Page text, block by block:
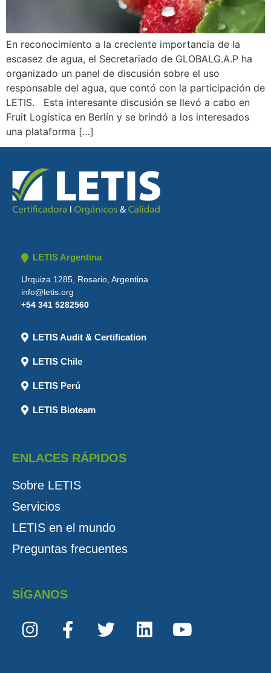
En reconocimiento a la creciente importancia de la
escasez de agua, el Secretariado de GLOBALG.A.P ha
organizado un panel de discusión sobre el uso
responsable del agua, que contó con la participación de
LETIS. Esta interesante discusión se llevó a cabo en
Fruit Logística en Berlín y se brindó a los interesados
una plataforma […]
LETIS Argentina
Urquiza 1285, Rosario, Argentina
info@letis.org
+54 341 5282560
LETIS Audit & Certification
LETIS Chile
LETIS Perú
LETIS Bioteam
ENLACES RÁPIDOS
Sobre LETIS
Servicios
LETIS en el mundo
Preguntas frecuentes
SÍGANOS